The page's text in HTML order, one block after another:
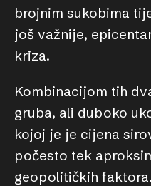
brojnim sukobima
još važnije,
kriza.
Kombinacijom tih
gruba, ali duboko
kojoj je je cijena
počesto tek
geopolitičkih